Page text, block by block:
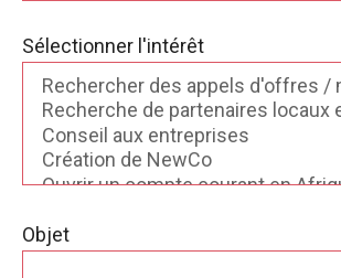
Sélectionner l'intérêt
Objet